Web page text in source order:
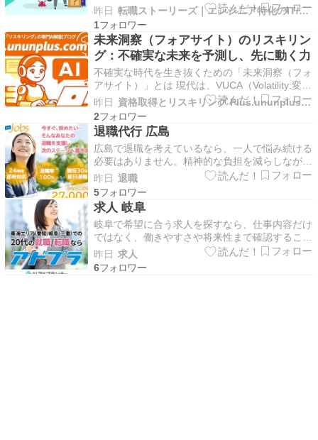
経験からでも本当に採用されるのか知りたい ゲ
ームプログラマーは、IT業界の中でも特に人気の
高い職種です。その分、未経験者向けの採用枠は
決して多くなく、「ゲームが好き」という気持ち
だけで転職…
昨日
転職ストーリーズ｜エンジニア特化のIT/Web系情報メディア
1
未来洞察（フォアサイト）のリスキリン
グ：不確実な未来を予測し、先に動く力
不確実な時代を生き抜くための「未来洞察（フォ
アサイト）」とは 現代は、VUCA（Volatility:変動
性、Uncertainty:不確実性、Complexity:複雑性、
Ambiguity:曖昧性）と呼ばれる、予測困難な時代
です。このような状況下で、企業や個人が持続的
に成長し…
昨日
資格取得とリスキリング Plus.ununplus.com
2
退職代行 広島
広島で退職を考えているなら、一人で悩み続ける
必要はありません。精神的な負担を減らしながら
円満退職を目指すためには、信頼できる退職代行
サービスを選ぶことが大切です。広島には製造業
やサービス業、医療、介護など幅広い職場があり
ます。しかし、人間関係や長時間労働、退職を言
い出しにくい職…
昨日 退職
5
求人 岐阜
岐阜で希望に合う求人を探すなら、仕事内容だけ
ではなく、働きやすさや将来性まで確認すること
が大切です。納得できる転職先を見つけるために
は、求人情報を幅広く比較し、自分に合う職場を
見極めましょう。岐阜県には製造業をはじめ、物
昨日 求人
6